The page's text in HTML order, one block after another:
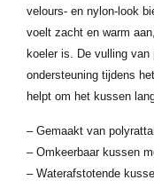
velours- en nylon-look
voelt zacht en warm
koeler is. De vulling
ondersteuning tijdens
helpt om het kussen
– Gemaakt van
– Omkeerbaar kussen
– Waterafstotende